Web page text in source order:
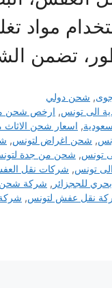
مواد
تضمن
, شحن دولي
الى تونس, ارخص شحن
, اسعار شحن
, شحن اغراض لتونس,
تونس, شحن من جدة
تونس, شركات نقل
للججزائر , شركة شحن
نقل عفش لتونس,